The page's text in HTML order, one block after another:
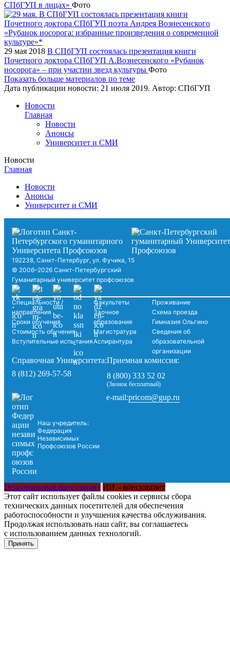
СПбГУП в лицах» Фото
29 мая 2018 В СПбГУП состоялась презентация книги
Почетного доктора СПбГУП А.Вознесенского «Рубанок
носорога» – при участии звезд культуры Фото
Показать больше материалов по теме
Дата публикации новости: 21 июля 2019. Автор: СПбГУП
Новости
Главная
Новости
Анонсы
Университет и СМИ
Новости
Главная
Новости
Анонсы
Университет и СМИ
192238, Санкт-Петербург, ул. Фучика, 15
© 2006–2026 Санкт-Петербургский
Гуманитарный университет профсоюзов
Специальности /
направления
Сроки обучения
Стоимость обучения
Вступительные испытания
Факультеты
Заочное
образование
Магистратура
Аспирантура
Проживание
Схема проезда
Гимназия Ольгино
Сведения об
образовательной
организации
Справочная Университета:
8 (812) 269-57-58
Приемная комиссия:
8 (800) 333 52 02
(Звонок бесплатный)
Наш учредитель:
Федерация
Независимых
Профсоюзов России
e-mail:pricom@gup.ru
Персональный консультант ИИ – консультант
Этот сайт использует файлы cookies и сервисы сбора
технических данных посетителей для обеспечения
работоспособности и улучшения качества обслуживания.
Продолжая использовать наш сайт, вы соглашаетесь
с использованием данных технологий.
Принять